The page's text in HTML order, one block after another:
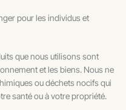
pour les individus et
que nous utilisons sont
et les biens. Nous ne
ou déchets nocifs qui
santé ou à votre propriété.